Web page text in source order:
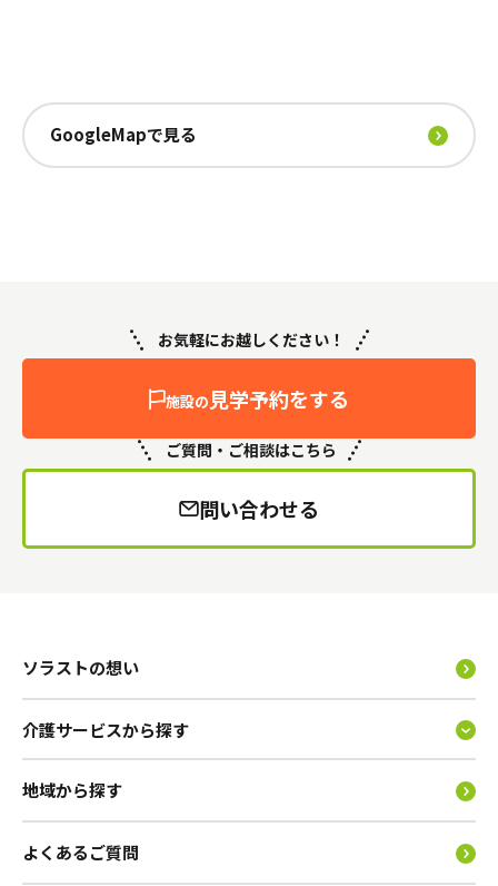
GoogleMapで見る
ご質問・ご相談はこちら
問い合わせる
お気軽にお越しください！
施設の 見学予約をする
ソラストの想い
介護サービスから探す
地域から探す
よくあるご質問